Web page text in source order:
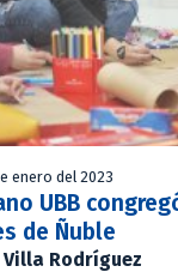
enero del 2023
UBB
de Ñuble
Rodríguez